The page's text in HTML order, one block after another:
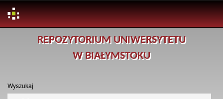
REPOZYTORIUM UNIWERSYTETU
W BIAŁYMSTOKU
Wyszukaj